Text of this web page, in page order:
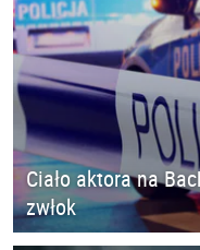
Ciało aktora na
zwłok